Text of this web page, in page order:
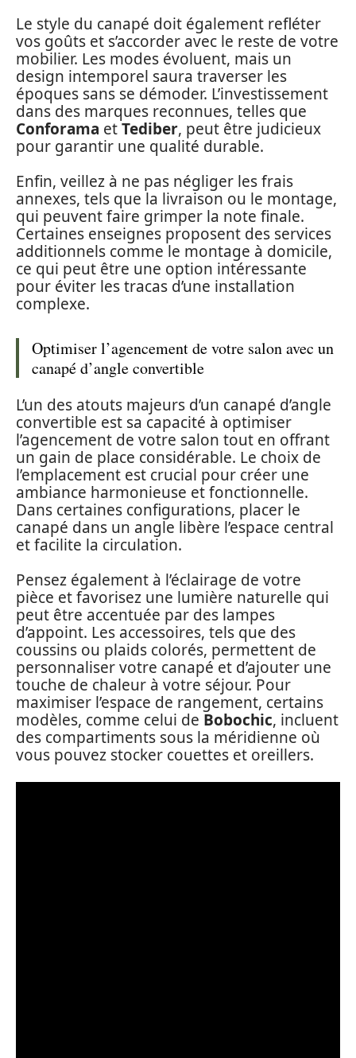
Le style du canapé doit également refléter
vos goûts et s’accorder avec le reste de votre
mobilier. Les modes évoluent, mais un
design intemporel saura traverser les
époques sans se démoder. L’investissement
dans des marques reconnues, telles que
Conforama etTediber, peut être judicieux
pour garantir une qualité durable.
Enfin, veillez à ne pas négliger les frais
annexes, tels que la livraison ou le montage,
qui peuvent faire grimper la note finale.
Certaines enseignes proposent des services
additionnels comme le montage à domicile,
ce qui peut être une option intéressante
pour éviter les tracas d’une installation
complexe.
Optimiser l’agencement de votre salon avec un
canapé d’angle convertible
L’un des atouts majeurs d’un canapé d’angle
convertible est sa capacité à optimiser
l’agencement de votre salon tout en offrant
un gain de place considérable. Le choix de
l’emplacement est crucial pour créer une
ambiance harmonieuse et fonctionnelle.
Dans certaines configurations, placer le
canapé dans un angle libère l’espace central
et facilite la circulation.
Pensez également à l’éclairage de votre
pièce et favorisez une lumière naturelle qui
peut être accentuée par des lampes
d’appoint. Les accessoires, tels que des
coussins ou plaids colorés, permettent de
personnaliser votre canapé et d’ajouter une
touche de chaleur à votre séjour. Pour
maximiser l’espace de rangement, certains
modèles, comme celui de Bobochic, incluent
des compartiments sous la méridienne où
vous pouvez stocker couettes et oreillers.